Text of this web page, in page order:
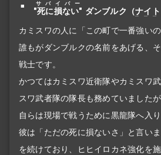
"死に損ない"
サバイバー
ダンブルク（ナイ
カミスワの人に「この町で一番強い
誰もがダンブルクの名前をあげる、
戦士です。
かつてはカミスワ近衛隊やカミスワ
スワ武者隊の隊長も務めていました
自らは現場で戦うために黒龍隊へ入り
彼は「ただの死に損ないさ」と言い
を続けており、ヒヒイロカネ強化を